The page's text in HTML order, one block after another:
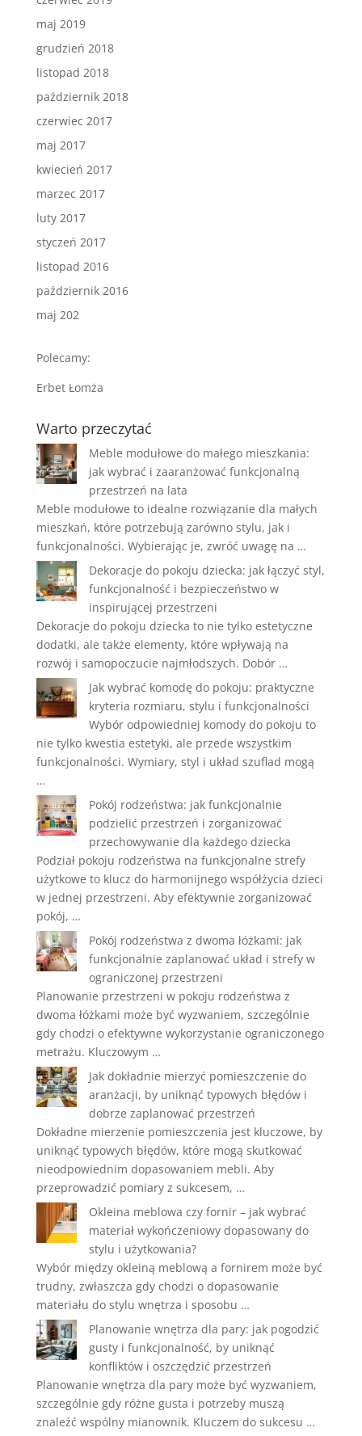
maj 2019
grudzień 2018
listopad 2018
październik 2018
czerwiec 2017
maj 2017
kwiecień 2017
marzec 2017
luty 2017
styczeń 2017
listopad 2016
październik 2016
maj 202
Polecamy:
Erbet Łomża
Warto przeczytać
Meble modułowe do małego mieszkania:
jak wybrać i zaaranżować funkcjonalną
przestrzeń na lata
Meble modułowe to idealne rozwiązanie dla małych
mieszkań, które potrzebują zarówno stylu, jak i
funkcjonalności. Wybierając je, zwróć uwagę na …
Dekoracje do pokoju dziecka: jak łączyć styl,
funkcjonalność i bezpieczeństwo w
inspirującej przestrzeni
Dekoracje do pokoju dziecka to nie tylko estetyczne
dodatki, ale także elementy, które wpływają na
rozwój i samopoczucie najmłodszych. Dobór …
Jak wybrać komodę do pokoju: praktyczne
kryteria rozmiaru, stylu i funkcjonalności
Wybór odpowiedniej komody do pokoju to
nie tylko kwestia estetyki, ale przede wszystkim
funkcjonalności. Wymiary, styl i układ szuflad mogą
…
Pokój rodzeństwa: jak funkcjonalnie
podzielić przestrzeń i zorganizować
przechowywanie dla każdego dziecka
Podział pokoju rodzeństwa na funkcjonalne strefy
użytkowe to klucz do harmonijnego współżycia dzieci
w jednej przestrzeni. Aby efektywnie zorganizować
pokój, …
Pokój rodzeństwa z dwoma łóżkami: jak
funkcjonalnie zaplanować układ i strefy w
ograniczonej przestrzeni
Planowanie przestrzeni w pokoju rodzeństwa z
dwoma łóżkami może być wyzwaniem, szczególnie
gdy chodzi o efektywne wykorzystanie ograniczonego
metrażu. Kluczowym …
Jak dokładnie mierzyć pomieszczenie do
aranżacji, by uniknąć typowych błędów i
dobrze zaplanować przestrzeń
Dokładne mierzenie pomieszczenia jest kluczowe, by
uniknąć typowych błędów, które mogą skutkować
nieodpowiednim dopasowaniem mebli. Aby
przeprowadzić pomiary z sukcesem, …
Okleina meblowa czy fornir – jak wybrać
materiał wykończeniowy dopasowany do
stylu i użytkowania?
Wybór między okleiną meblową a fornirem może być
trudny, zwłaszcza gdy chodzi o dopasowanie
materiału do stylu wnętrza i sposobu …
Planowanie wnętrza dla pary: jak pogodzić
gusty i funkcjonalność, by uniknąć
konfliktów i oszczędzić przestrzeń
Planowanie wnętrza dla pary może być wyzwaniem,
szczególnie gdy różne gusta i potrzeby muszą
znaleźć wspólny mianownik. Kluczem do sukcesu …